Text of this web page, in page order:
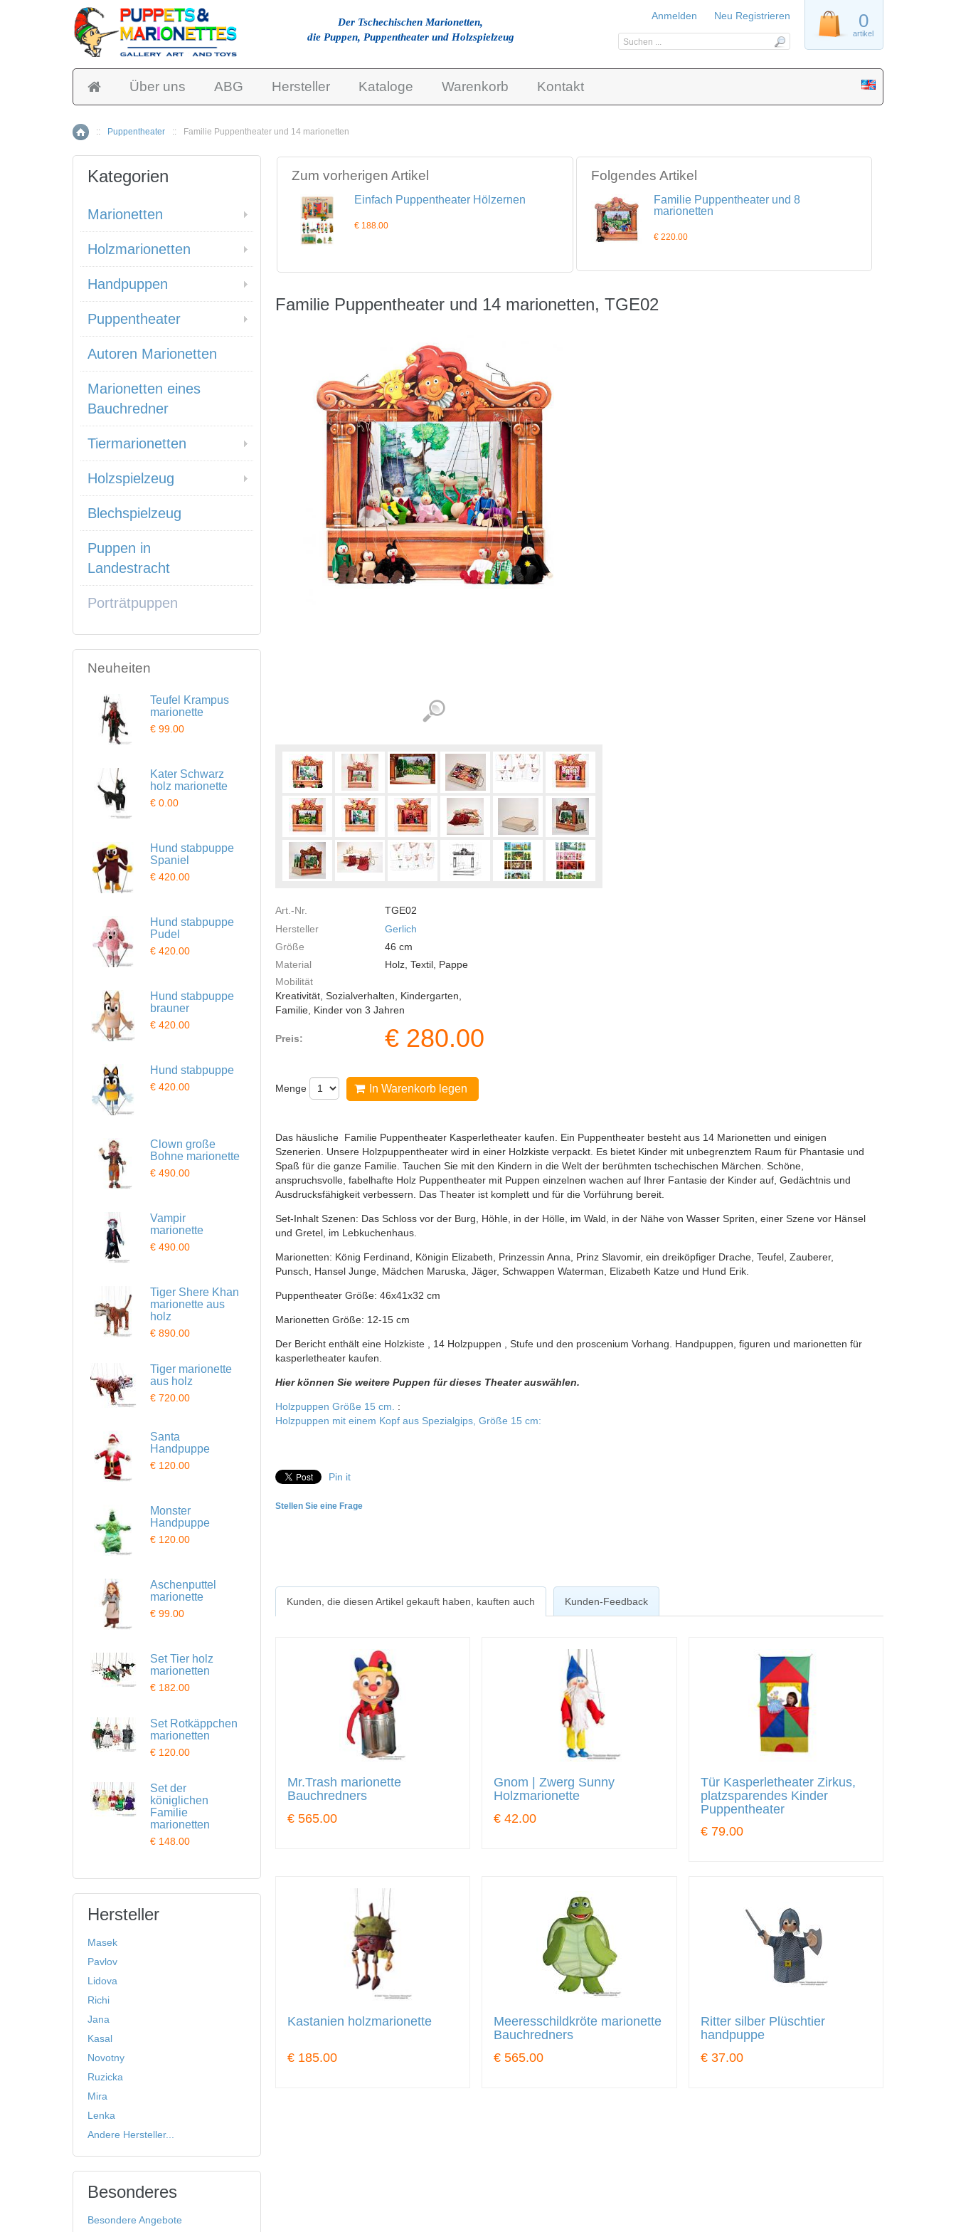
Über uns ABG Hersteller Kataloge Warenkorb Kontakt
Home
:: Puppentheater :: Familie Puppentheater und 14 marionetten
Zum vorherigen Artikel
Einfach Puppentheater Hölzernen
€ 188.00
Folgendes Artikel
Familie Puppentheater und 8
marionetten
€ 220.00
Familie Puppentheater und 14 marionetten, TGE02
Art.-Nr.
TGE02
Hersteller
Gerlich
Größe
46 cm
Material
Holz, Textil, Pappe
Mobilität
Kreativität, Sozialverhalten, Kindergarten,
Familie, Kinder von 3 Jahren
Preis: € 280.00
Menge In Warenkorb legen
Das häusliche Familie Puppentheater Kasperletheater kaufen. Ein Puppentheater besteht aus 14 Marionetten und einigen
Szenerien. Unsere Holzpuppentheater wird in einer Holzkiste verpackt. Es bietet Kinder mit unbegrenztem Raum für Phantasie und
Spaß für die ganze Familie. Tauchen Sie mit den Kindern in die Welt der berühmten tschechischen Märchen. Schöne,
anspruchsvolle, fabelhafte Holz Puppentheater mit Puppen einzelnen wachen auf Ihrer Fantasie der Kinder auf, Gedächtnis und
Ausdrucksfähigkeit verbessern. Das Theater ist komplett und für die Vorführung bereit.
Set-Inhalt Szenen: Das Schloss vor der Burg, Höhle, in der Hölle, im Wald, in der Nähe von Wasser Spriten, einer Szene vor Hänsel
und Gretel, im Lebkuchenhaus.
Marionetten: König Ferdinand, Königin Elizabeth, Prinzessin Anna, Prinz Slavomir, ein dreiköpfiger Drache, Teufel, Zauberer,
Punsch, Hansel Junge, Mädchen Maruska, Jäger, Schwappen Waterman, Elizabeth Katze und Hund Erik.
Puppentheater Größe: 46x41x32 cm
Marionetten Größe: 12-15 cm
Der Bericht enthält eine Holzkiste , 14 Holzpuppen , Stufe und den proscenium Vorhang. Handpuppen, figuren und marionetten für
kasperletheater kaufen.
Hier können Sie weitere Puppen für dieses Theater auswählen.
Holzpuppen Größe 15 cm.
:
Holzpuppen mit einem Kopf aus Spezialgips, Größe 15 cm:
Pin it
Stellen Sie eine Frage
Kunden, die diesen Artikel gekauft haben, kauften auch Kunden-Feedback
Mr.Trash marionette
Bauchredners
€ 565.00
Gnom | Zwerg Sunny
Holzmarionette
€ 42.00
Tür Kasperletheater Zirkus,
platzsparendes Kinder
Puppentheater
€ 79.00
Kastanien holzmarionette
€ 185.00
Meeresschildkröte marionette
Bauchredners
€ 565.00
Ritter silber Plüschtier
handpuppe
€ 37.00
Kategorien
Marionetten
Holzmarionetten
Handpuppen
Puppentheater
Autoren Marionetten
Marionetten eines
Bauchredner
Tiermarionetten
Holzspielzeug
Blechspielzeug
Puppen in
Landestracht
Porträtpuppen
Neuheiten
Teufel Krampus
marionette
€ 99.00
Kater Schwarz
holz marionette
€ 0.00
Hund stabpuppe
Spaniel
€ 420.00
Hund stabpuppe
Pudel
€ 420.00
Hund stabpuppe
brauner
€ 420.00
Hund stabpuppe
€ 420.00
Clown große
Bohne marionette
€ 490.00
Vampir
marionette
€ 490.00
Tiger Shere Khan
marionette aus
holz
€ 890.00
Tiger marionette
aus holz
€ 720.00
Santa
Handpuppe
€ 120.00
Monster
Handpuppe
€ 120.00
Aschenputtel
marionette
€ 99.00
Set Tier holz
marionetten
€ 182.00
Set Rotkäppchen
marionetten
€ 120.00
Set der
königlichen
Familie
marionetten
€ 148.00
Hersteller
Masek
Pavlov
Lidova
Richi
Jana
Kasal
Novotny
Ruzicka
Mira
Lenka
Andere Hersteller...
Besonderes
Besondere Angebote
Der Tschechischen Marionetten,
die Puppen, Puppentheater und Holzspielzeug
0
artikel
Anmelden Neu Registrieren